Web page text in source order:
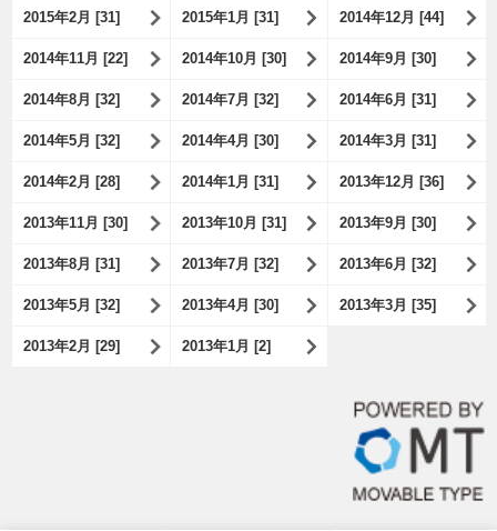
2015年2月 [31] 2015年1月 [31] 2014年12月 [44]
2014年11月 [22] 2014年10月 [30] 2014年9月 [30]
2014年8月 [32] 2014年7月 [32] 2014年6月 [31]
2014年5月 [32] 2014年4月 [30] 2014年3月 [31]
2014年2月 [28] 2014年1月 [31] 2013年12月 [36]
2013年11月 [30] 2013年10月 [31] 2013年9月 [30]
2013年8月 [31] 2013年7月 [32] 2013年6月 [32]
2013年5月 [32] 2013年4月 [30] 2013年3月 [35]
2013年2月 [29] 2013年1月 [2]